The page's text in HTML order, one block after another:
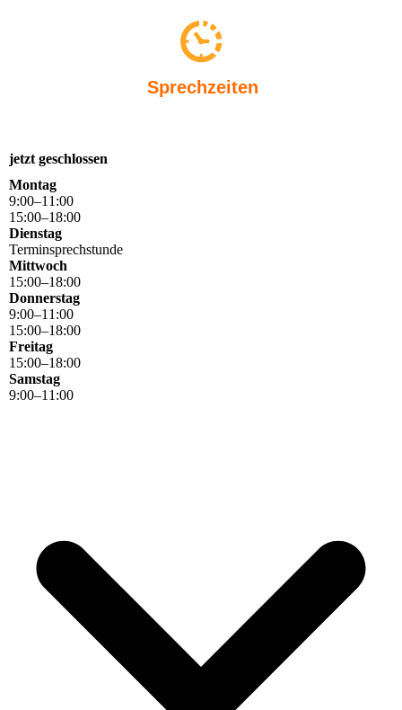
Sprechzeiten
jetzt geschlossen
Montag
9:00–11 :00
15:00–18:00
Dienstag
Terminsprechstunde
Mittwoch
15:00–18:00
Donnerstag
9:00–11 :00
15:00–18:00
Freitag
15:00–18:00
Samstag
9:00–11 :00